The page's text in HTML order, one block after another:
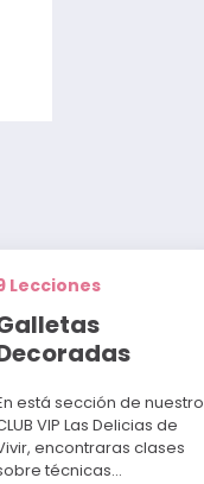
Lecciones
está sección de nuestro
VIP Las Delicias de
encontraras clases
técnicas…